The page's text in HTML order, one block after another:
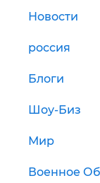
Новости
россия
Блоги
Шоу-Биз
Мир
Военное